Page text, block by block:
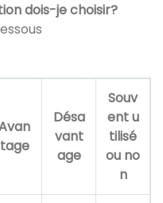
dois-je choisir?
tage
Désa
vant
age
Souv
ent u
tilisé
ou no
n